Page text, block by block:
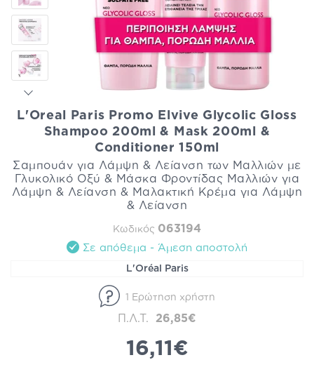
L'Oreal Paris Promo Elvive Glycolic Gloss
Shampoo 200ml & Mask 200ml &
Conditioner 150ml
Σαμπουάν για Λάμψη & Λείανση των Μαλλιών με
Γλυκολικό Οξύ & Μάσκα Φροντίδας Μαλλιών για
Λάμψη & Λείανση & Μαλακτική Κρέμα για Λάμψη
& Λείανση
Κωδικός 063194
Σε απόθεμα - Άμεση αποστολή
L'Oréal Paris
1 Ερώτηση χρήστη
Π.Λ.Τ. 26,85€
16,11€